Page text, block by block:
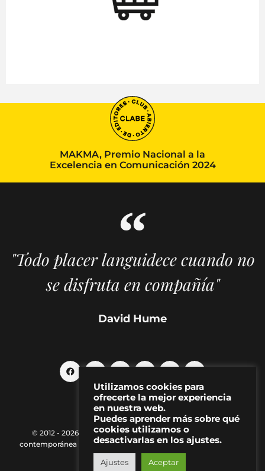
MAKMA, Premio Nacional a la
Excelencia en Comunicación 2024
"Todo placer languidece cuando no
se disfruta en compañía"
David Hume
© 2012 - 2026 MAKMA | Revista de artes visuales y cultura
contemporánea |
Política de Privacidad| Aviso Legal|Contacto
Utilizamos cookies para
ofrecerte la mejor experiencia
en nuestra web.
Puedes aprender más sobre qué
cookies utilizamos o
desactivarlas en los ajustes.
Ajustes Aceptar